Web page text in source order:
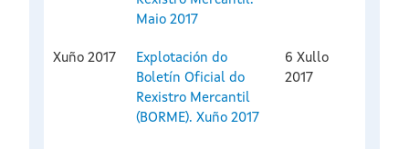
Maio 2017
Xuño 2017
Explotación do
Boletín Oficial do
Rexistro Mercantil
(BORME). Xuño 2017
6 Xullo
2017